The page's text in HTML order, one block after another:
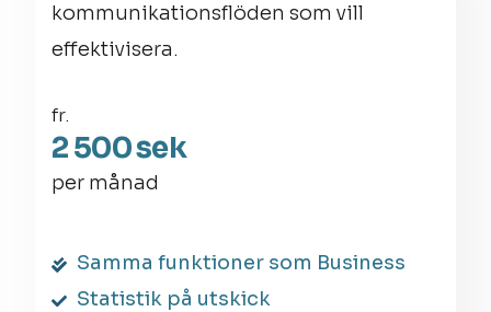
kommunikationsflöden som vill
effektivisera.
fr.
2 500 sek
per månad
Samma funktioner som Business
Statistik på utskick